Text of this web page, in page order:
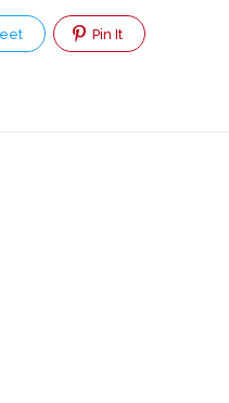
Pin It